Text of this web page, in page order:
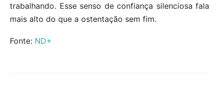
trabalhando. Esse senso de confiança silenciosa fala
mais alto do que a ostentação sem fim.
Fonte: ND+